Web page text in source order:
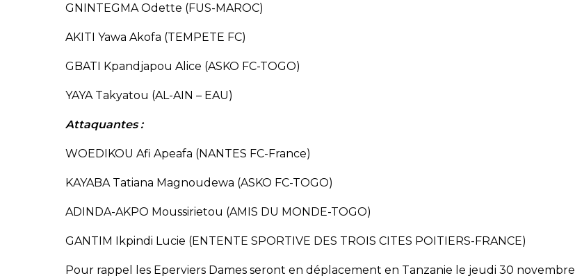
GNINTEGMA Odette (FUS-MAROC)
AKITI Yawa Akofa (TEMPETE FC)
GBATI Kpandjapou Alice (ASKO FC-TOGO)
YAYA Takyatou (AL-AIN – EAU)
Attaquantes :
WOEDIKOU Afi Apeafa (NANTES FC-France)
KAYABA Tatiana Magnoudewa (ASKO FC-TOGO)
ADINDA-AKPO Moussirietou (AMIS DU MONDE-TOGO)
GANTIM Ikpindi Lucie (ENTENTE SPORTIVE DES TROIS CITES POITIERS-FRANCE)
Pour rappel les Eperviers Dames seront en déplacement en Tanzanie le jeudi 30 novembre